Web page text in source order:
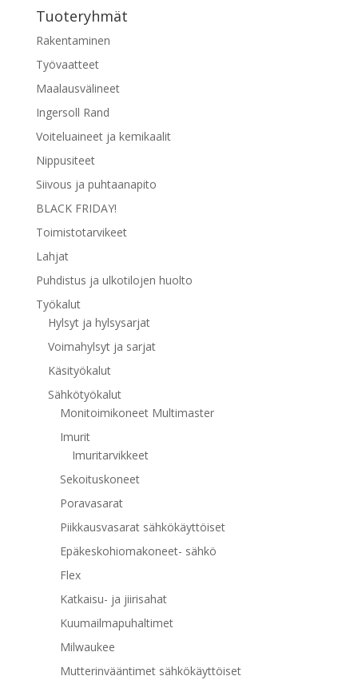
tuotteen
Tuoteryhmät
Rakentaminen
Työvaatteet
Maalausvälineet
Ingersoll Rand
Voiteluaineet ja kemikaalit
Nippusiteet
Siivous ja puhtaanapito
BLACK FRIDAY!
Toimistotarvikeet
Lahjat
Puhdistus ja ulkotilojen huolto
Työkalut
Hylsyt ja hylsysarjat
Voimahylsyt ja sarjat
Käsityökalut
Sähkötyökalut
Monitoimikoneet Multimaster
Imurit
Imuritarvikkeet
Sekoituskoneet
Poravasarat
Piikkausvasarat sähkökäyttöiset
Epäkeskohiomakoneet- sähkö
Flex
Katkaisu- ja jiirisahat
Kuumailmapuhaltimet
Milwaukee
Mutterinvääntimet sähkökäyttöiset